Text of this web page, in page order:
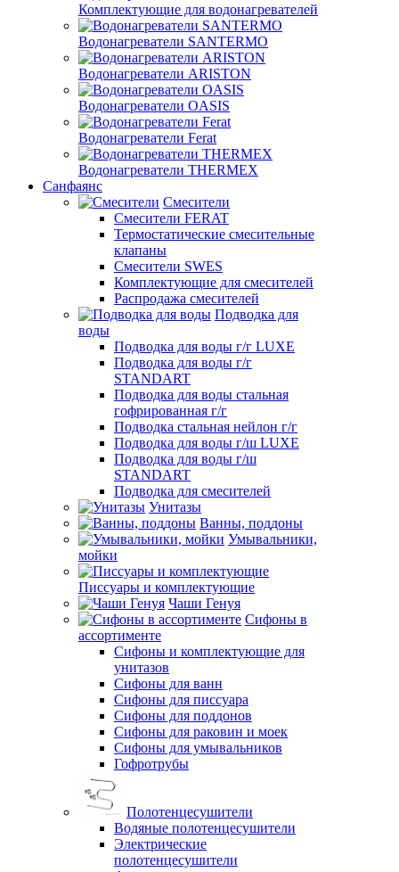
Комплектующие для водонагревателей
Водонагреватели SANTERMO
Водонагреватели ARISTON
Водонагреватели OASIS
Водонагреватели Ferat
Водонагреватели THERMEX
Санфаянс
Смесители
Смесители FERAT
Термостатические смесительные
клапаны
Смесители SWES
Комплектующие для смесителей
Распродажа смесителей
Подводка для
воды
Подводка для воды г/г LUXE
Подводка для воды г/г
STANDART
Подводка для воды стальная
гофрированная г/г
Подводка стальная нейлон г/г
Подводка для воды г/ш LUXE
Подводка для воды г/ш
STANDART
Подводка для смесителей
Унитазы
Ванны, поддоны
Умывальники,
мойки
Писсуары и комплектующие
Чаши Генуя
Сифоны в
ассортименте
Сифоны и комплектующие для
унитазов
Сифоны для ванн
Сифоны для писсуара
Сифоны для поддонов
Сифоны для раковин и моек
Сифоны для умывальников
Гофротрубы
Полотенцесушители
Водяные полотенцесушители
Электрические
полотенцесушители